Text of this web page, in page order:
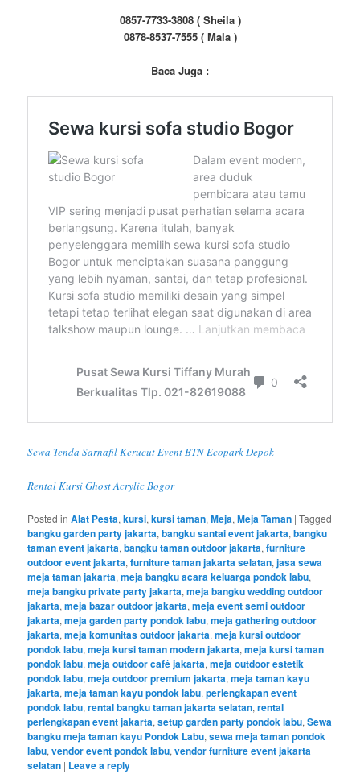
0857-7733-3808 ( Sheila )
0878-8537-7555 ( Mala )
Baca Juga :
Sewa Tenda Sarnafil Kerucut Event BTN Ecopark Depok
Rental Kursi Ghost Acrylic Bogor
Posted in Alat Pesta,kursi,kursi taman,Meja,Meja Taman |Tagged
bangku garden party jakarta,bangku santai event jakarta,bangku
taman event jakarta,bangku taman outdoor jakarta,furniture
outdoor event jakarta,furniture taman jakarta selatan,jasa sewa
meja taman jakarta,meja bangku acara keluarga pondok labu,
meja bangku private party jakarta,meja bangku wedding outdoor
jakarta,meja bazar outdoor jakarta,meja event semi outdoor
jakarta,meja garden party pondok labu,meja gathering outdoor
jakarta,meja komunitas outdoor jakarta,meja kursi outdoor
pondok labu,meja kursi taman modern jakarta,meja kursi taman
pondok labu,meja outdoor café jakarta,meja outdoor estetik
pondok labu,meja outdoor premium jakarta,meja taman kayu
jakarta,meja taman kayu pondok labu,perlengkapan event
pondok labu,rental bangku taman jakarta selatan,rental
perlengkapan event jakarta,setup garden party pondok labu,Sewa
bangku meja taman kayu Pondok Labu,sewa meja taman pondok
labu,vendor event pondok labu,vendor furniture event jakarta
selatan | Leave a reply